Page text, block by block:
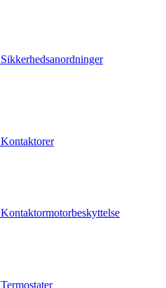
Sikkerhedsanordninger
Kontaktorer
Kontaktormotorbeskyttelse
Termostater